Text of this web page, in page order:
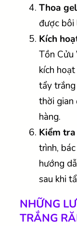
Thoa
được bôi
Kích
Tồn Cửu
kích
tẩy
thời gian
hàng.
Kiểm
trình,
hướng
sau khi
NHỮNG
TRẮNG